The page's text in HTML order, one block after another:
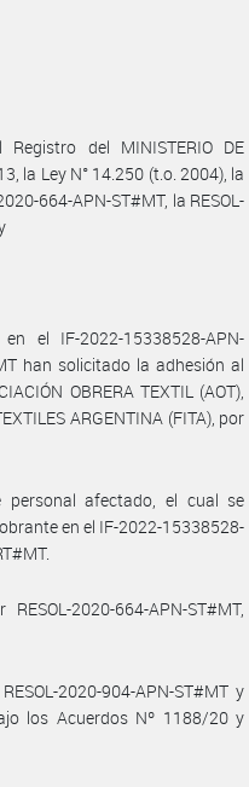
Registro del MINISTERIO DE
la Ley N° 14.250 (t.o. 2004), la
664-APN-ST#MT, la RESOL-
el IF-2022-15338528-APN-
han solicitado la adhesión al
OBRERA TEXTIL (AOT),
ARGENTINA (FITA), por
personal afectado, el cual se
en el IF-2022-15338528-
2020-664-APN-ST#MT,
2020-904-APN-ST#MT y
los Acuerdos Nº 1188/20 y